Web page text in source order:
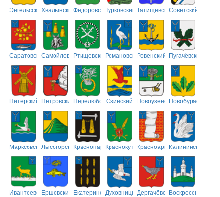
ЭнгельсскийХвалынскийФёдоровскийТурковский ТатищевскийСоветский
СаратовскийСамойловскийРтищевскийРомановскийРовенский Пугачёвский
Питерский ПетровскийПерелюбскийОзинский НовоузенскийНовобурасский
МарксовскийЛысогорскийКраснопартизанский
КраснокутскийКрасноармейский
Калининский
ИвантеевскийЕршовский ЕкатериновскийДуховницкийДергачёвскийВоскресенский